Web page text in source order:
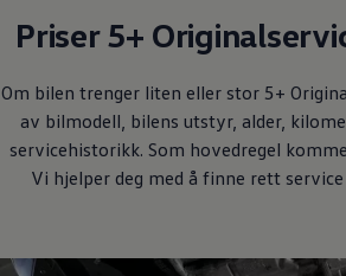
Priser 5+
Om bilen trenger liten eller stor 5+
av bilmodell, bilens utstyr, alder,
servicehistorikk. Som hovedregel
Vi hjelper deg med å finne rett